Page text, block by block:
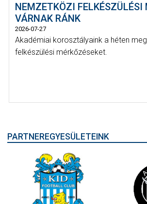
NEMZETKÖZI FELKÉSZÜLÉSI
VÁRNAK RÁNK
2026-07-27
Akadémiai korosztályaink a héten
felkészülési mérkőzéseket.
PARTNEREGYESÜLETEINK